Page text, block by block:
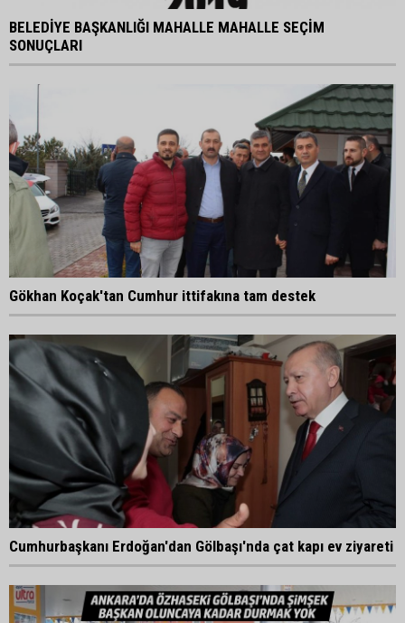
BELEDİYE BAŞKANLIĞI MAHALLE MAHALLE SEÇİM
SONUÇLARI
Gökhan Koçak'tan Cumhur ittifakına tam destek
Cumhurbaşkanı Erdoğan'dan Gölbaşı'nda çat kapı ev ziyareti